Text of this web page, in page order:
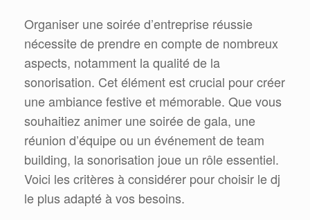
Organiser une soirée d’entreprise réussie
nécessite de prendre en compte de nombreux
aspects, notamment la qualité de la
sonorisation. Cet élément est crucial pour créer
une ambiance festive et mémorable. Que vous
souhaitiez animer une soirée de gala, une
réunion d’équipe ou un événement de team
building, la sonorisation joue un rôle essentiel.
Voici les critères à considérer pour choisir le dj
le plus adapté à vos besoins.